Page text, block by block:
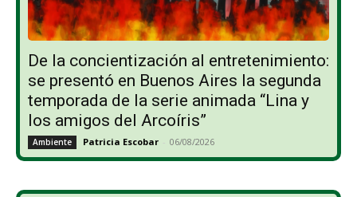
De la concientización al entretenimiento:
se presentó en Buenos Aires la segunda
temporada de la serie animada “Lina y
los amigos del Arcoíris”
Ambiente Patricia Escobar - 06/08/2026